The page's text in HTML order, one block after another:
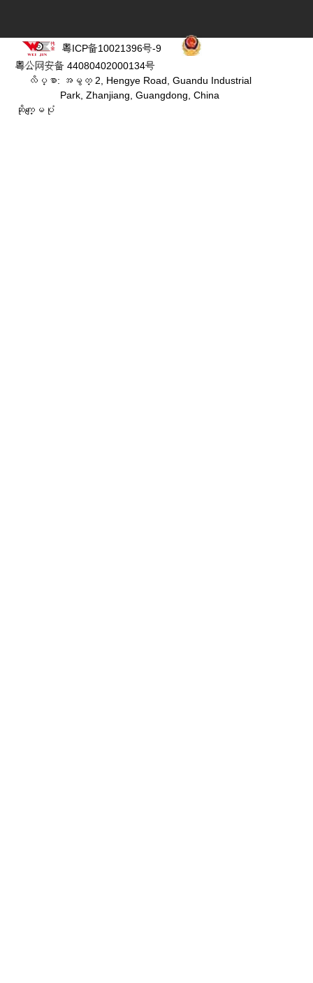
粤ICP备10021396号-9
粤公网安备 44080402000134号
လိပ္စာ: အမွတ္ 2, Hengye Road, Guandu Industrial
Park, Zhanjiang, Guangdong, China
ဆိုက္ေျမပံု